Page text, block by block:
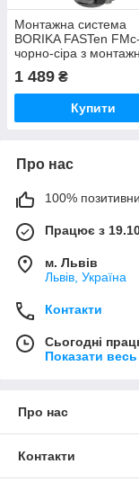
Монтажна система
BORIKA FASTen
чорно-сіра з
площадкою-
двома замками
(01.01.014.02.01)
1 489 ₴
Купити
Про нас
100%
Працює з
м. Львів
Львів, Україна
Контакти
Сьогодні
Показати
Про нас
Контакти